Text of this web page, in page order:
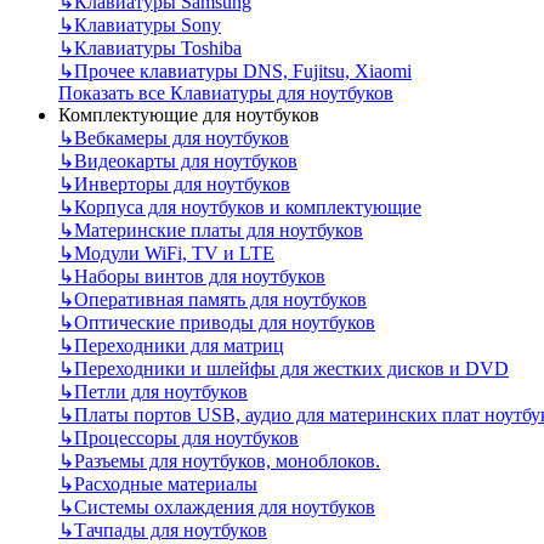
↳Клавиатуры Sony
↳Клавиатуры Toshiba
↳Прочее клавиатуры DNS, Fujitsu, Xiaomi
Показать все Клавиатуры для ноутбуков
Комплектующие для ноутбуков
↳Вебкамеры для ноутбуков
↳Видеокарты для ноутбуков
↳Инверторы для ноутбуков
↳Корпуса для ноутбуков и комплектующие
↳Материнские платы для ноутбуков
↳Модули WiFi, TV и LTE
↳Наборы винтов для ноутбуков
↳Оперативная память для ноутбуков
↳Оптические приводы для ноутбуков
↳Переходники для матриц
↳Переходники и шлейфы для жестких дисков и DVD
↳Петли для ноутбуков
↳Платы портов USB, аудио для материнских плат
↳Процессоры для ноутбуков
↳Разъемы для ноутбуков, моноблоков.
↳Расходные материалы
↳Системы охлаждения для ноутбуков
↳Тачпады для ноутбуков